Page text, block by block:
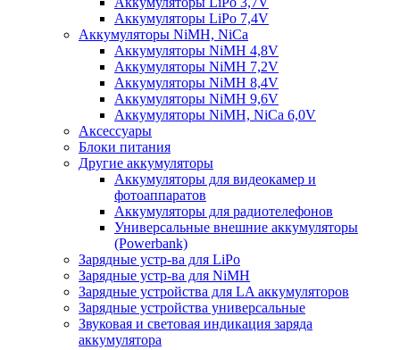
Аккумуляторы LiPo 7,4V
Аккумуляторы NiMH, NiCa
Аккумуляторы NiMH 4,8V
Аккумуляторы NiMH 7,2V
Аккумуляторы NiMH 8,4V
Аккумуляторы NiMH 9,6V
Аккумуляторы NiMH, NiCa 6,0V
Аксессуары
Блоки питания
Другие аккумуляторы
Аккумуляторы для видеокамер и
фотоаппаратов
Аккумуляторы для радиотелефонов
Универсальные внешние аккумуляторы
(Powerbank)
Зарядные устр-ва для LiPo
Зарядные устр-ва для NiMH
Зарядные устройства для LA аккумуляторов
Зарядные устройства универсальные
Звуковая и световая индикация заряда
аккумулятора